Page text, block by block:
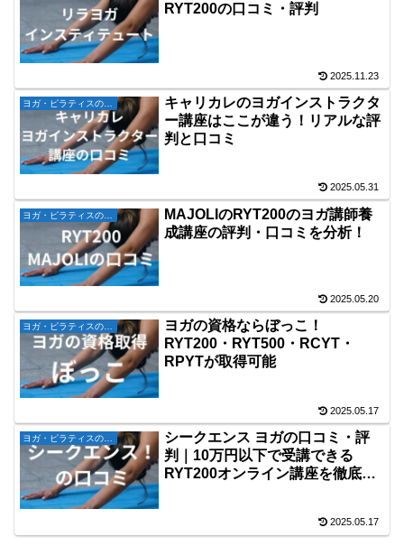
RYT200の口コミ・評判
2025.11.23
キャリカレのヨガインストラクタ
ー講座はここが違う！リアルな評
判と口コミ
2025.05.31
MAJOLIのRYT200のヨガ講師養
成講座の評判・口コミを分析！
2025.05.20
ヨガ・ピラティスの資格
ヨガの資格ならぼっこ！
RYT200・RYT500・RCYT・
RPYTが取得可能
2025.05.17
シークエンス ヨガの口コミ・評
判｜10万円以下で受講できる
RYT200オンライン講座を徹底分
2025.05.17